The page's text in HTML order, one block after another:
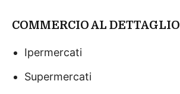
COMMERCIO AL DETTAGLIO
Ipermercati
Supermercati